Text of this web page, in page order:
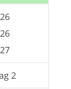
2